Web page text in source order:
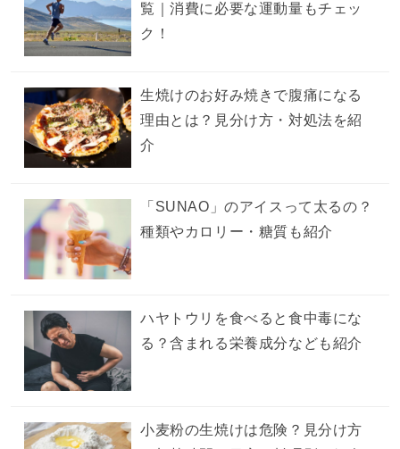
覧｜消費に必要な運動量もチェッ
ク！
生焼けのお好み焼きで腹痛になる
理由とは？見分け方・対処法を紹
介
「SUNAO」のアイスって太るの？
種類やカロリー・糖質も紹介
ハヤトウリを食べると食中毒にな
る？含まれる栄養成分なども紹介
小麦粉の生焼けは危険？見分け方